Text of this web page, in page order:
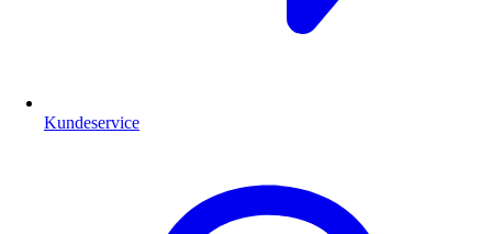
Kundeservice